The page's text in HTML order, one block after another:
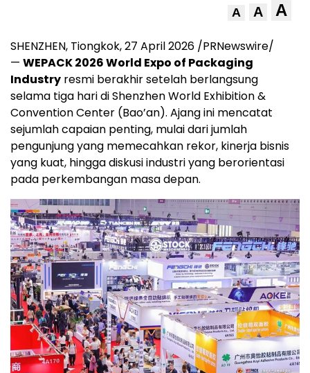
A A A
SHENZHEN, Tiongkok, 27 April 2026 /PRNewswire/
— WEPACK 2026 World Expo of Packaging
Industry resmi berakhir setelah berlangsung
selama tiga hari di Shenzhen World Exhibition &
Convention Center (Bao’an). Ajang ini mencatat
sejumlah capaian penting, mulai dari jumlah
pengunjung yang memecahkan rekor, kinerja bisnis
yang kuat, hingga diskusi industri yang berorientasi
pada perkembangan masa depan.